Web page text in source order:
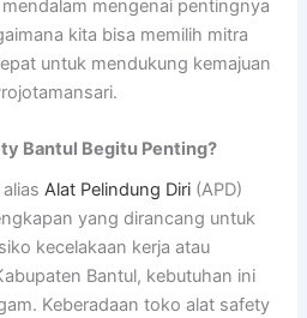
mengenai pentingnya
kita bisa memilih mitra
untuk mendukung kemajuan
Bantul Begitu Penting?
aliasAlat Pelindung Diri (APD)
yang dirancang untuk
kecelakaan kerja atau
Bantul, kebutuhan ini
Keberadaan toko alat safety